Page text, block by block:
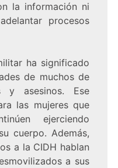
la información ni
procesos
ha significado
de muchos de
y asesinos. Ese
las mujeres que
ejerciendo
cuerpo. Además,
a la CIDH hablan
a sus